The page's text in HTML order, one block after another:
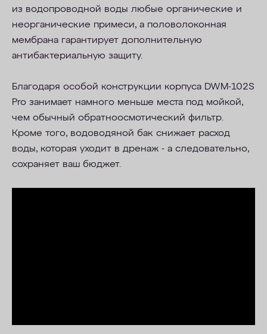
из водопроводной воды любые органические и
неорганические примеси, а половолоконная
мембрана гарантирует дополнительную
антибактериальную защиту.
Благодаря особой конструкции корпуса DWM-102S
Pro занимает намного меньше места под мойкой,
чем обычный обратноосмотический фильтр.
Кроме того, водоводяной бак снижает расход
воды, которая уходит в дренаж - а следовательно,
сохраняет ваш бюджет.